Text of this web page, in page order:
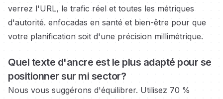
verrez l'URL, le trafic réel et toutes les métriques
d'autorité. enfocadas en santé et bien-être pour que
votre planification soit d'une précision millimétrique.
Quel texte d'ancre est le plus adapté pour se
positionner sur mi sector?
Nous vous suggérons d'équilibrer. Utilisez 70 %